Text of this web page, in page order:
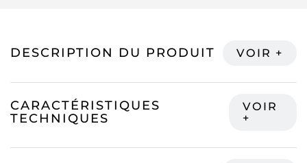
DESCRIPTION DU PRODUIT
CARACTÉRISTIQUES
TECHNIQUES